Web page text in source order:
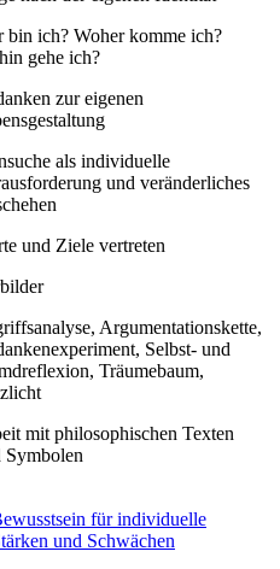
bin ich? Woher komme ich?
gehe ich?
zur eigenen
als individuelle
und veränderliches
und Ziele vertreten
Argumentationskette,
Selbst- und
Träumebaum,
mit philosophischen Texten
Symbolen
für individuelle
und Schwächen